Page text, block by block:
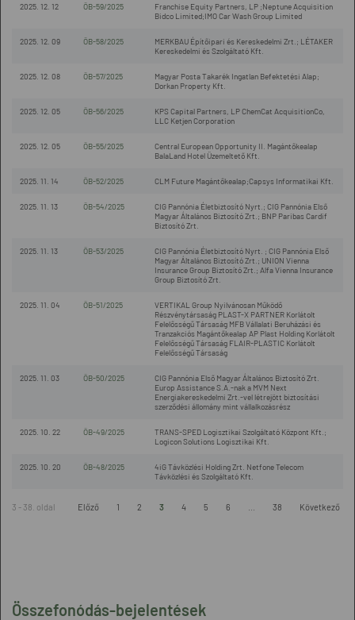
Összefonódás-bejelentések
2025. 12. 12 ÖB-59/2025
Franchise Equity Partners, LP ;Neptune Acquisition
Bidco Limited;IMO Car Wash Group Limited
2025. 12. 09 ÖB-58/2025
MERKBAU Építőipari és Kereskedelmi Zrt.; LÉTAKER
Kereskedelmi és Szolgáltató Kft.
2025. 12. 08 ÖB-57/2025
Magyar Posta Takarék Ingatlan Befektetési Alap;
Dorkan Property Kft.
2025. 12. 05 ÖB-56/2025
KPS Capital Partners, LP ChemCat AcquisitionCo,
LLC Ketjen Corporation
2025. 12. 05 ÖB-55/2025
Central European Opportunity II. Magántőkealap
BalaLand Hotel Üzemeltető Kft.
2025. 11. 14 ÖB-52/2025 CLM Future Magántőkealap;Capsys Informatikai Kft.
2025. 11. 13 ÖB-54/2025
CIG Pannónia Életbiztosító Nyrt.; CIG Pannónia Első
Magyar Általános Biztosító Zrt.; BNP Paribas Cardif
Biztosító Zrt.
2025. 11. 13 ÖB-53/2025
CIG Pannónia Életbiztosító Nyrt. ; CIG Pannónia Első
Magyar Általános Biztosító Zrt.; UNION Vienna
Insurance Group Biztosító Zrt.; Alfa Vienna Insurance
Group Biztosító Zrt.
2025. 11. 04 ÖB-51/2025
VERTIKAL Group Nyilvánosan Működő
Részvénytársaság PLAST-X PARTNER Korlátolt
Felelősségű Társaság MFB Vállalati Beruházási és
Tranzakciós Magántőkealap AP Plast Holding Korlátolt
Felelősségű Társaság FLAIR-PLASTIC Korlátolt
Felelősségű Társaság
2025. 11. 03 ÖB-50/2025
CIG Pannónia Első Magyar Általános Biztosító Zrt.
Europ Assistance S.A.-nak a MVM Next
Energiakereskedelmi Zrt.-vel létrejött biztosítási
szerződési állomány mint vállalkozásrész
2025. 10. 22 ÖB-49/2025
TRANS-SPED Logisztikai Szolgáltató Központ Kft.;
Logicon Solutions Logisztikai Kft.
2025. 10. 20 ÖB-48/2025
4iG Távközlési Holding Zrt. Netfone Telecom
Távközlési és Szolgáltató Kft.
3 - 38. oldal Előző 1 2 3 4 5 6 38 Következő